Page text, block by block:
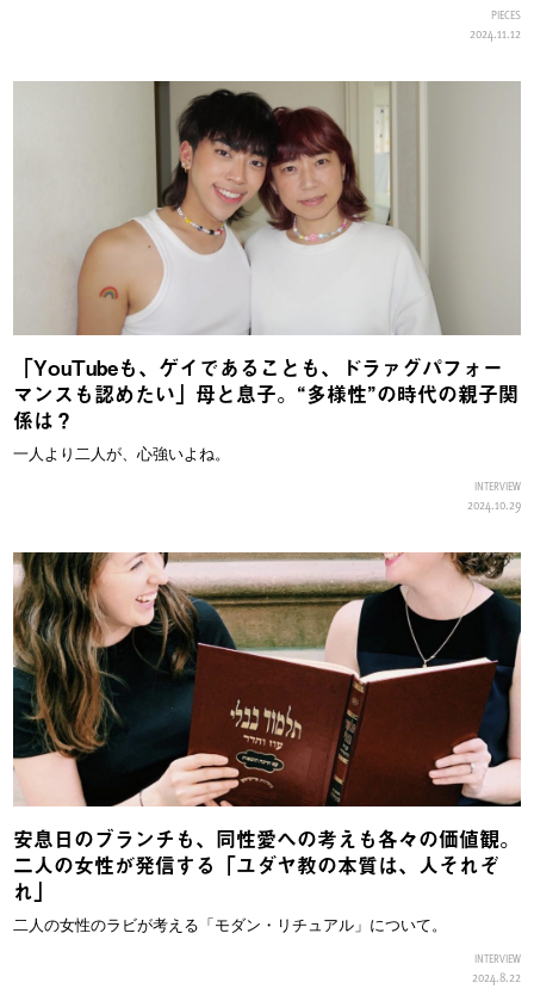
PIECES
2024.11.12
「YouTubeも、ゲイであることも、ドラァグパフォー
マンスも認めたい」母と息子。“多様性”の時代の親子関
係は？
一人より二人が、心強いよね。
INTERVIEW
2024.10.29
安息日のブランチも、同性愛への考えも各々の価値観。
二人の女性が発信する「ユダヤ教の本質は、人それぞ
れ」
二人の女性のラビが考える「モダン・リチュアル」について。
INTERVIEW
2024.8.22